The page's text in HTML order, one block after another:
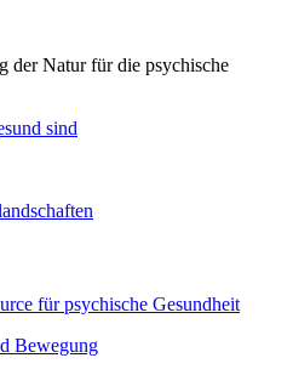
der Natur für die psychische
sind
für psychische Gesundheit
Bewegung